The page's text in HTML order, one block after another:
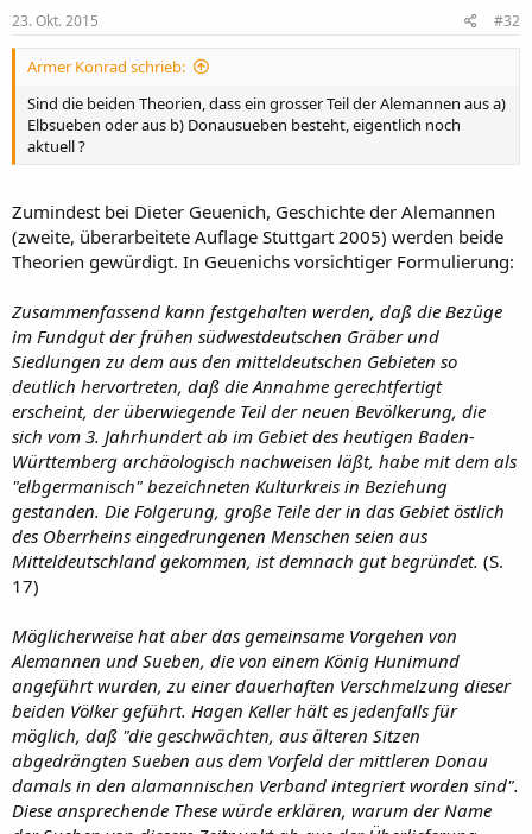
e
23. Okt. 2015 #32
Armer Konrad schrieb:
Sind die beiden Theorien, dass ein grosser Teil der Alemannen aus a)
Elbsueben oder aus b) Donausueben besteht, eigentlich noch
aktuell ?
Zumindest bei Dieter Geuenich, Geschichte der Alemannen
(zweite, überarbeitete Auflage Stuttgart 2005) werden beide
Theorien gewürdigt. In Geuenichs vorsichtiger Formulierung:
Zusammenfassend kann festgehalten werden, daß die Bezüge
im Fundgut der frühen südwestdeutschen Gräber und
Siedlungen zu dem aus den mitteldeutschen Gebieten so
deutlich hervortreten, daß die Annahme gerechtfertigt
erscheint, der überwiegende Teil der neuen Bevölkerung, die
sich vom 3. Jahrhundert ab im Gebiet des heutigen Baden-
Württemberg archäologisch nachweisen läßt, habe mit dem als
"elbgermanisch" bezeichneten Kulturkreis in Beziehung
gestanden. Die Folgerung, große Teile der in das Gebiet östlich
des Oberrheins eingedrungenen Menschen seien aus
Mitteldeutschland gekommen, ist demnach gut begründet. (S.
17)
Möglicherweise hat aber das gemeinsame Vorgehen von
Alemannen und Sueben, die von einem König Hunimund
angeführt wurden, zu einer dauerhaften Verschmelzung dieser
beiden Völker geführt. Hagen Keller hält es jedenfalls für
möglich, daß "die geschwächten, aus älteren Sitzen
abgedrängten Sueben aus dem Vorfeld der mittleren Donau
damals in den alamannischen Verband integriert worden sind".
Diese ansprechende These würde erklären, warum der Name